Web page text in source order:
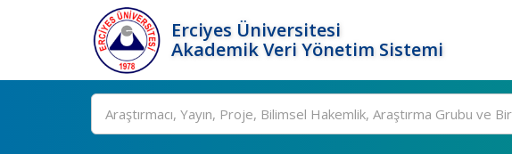
Erciyes Üniversitesi
Akademik Veri Yönetim Sistemi
Ara